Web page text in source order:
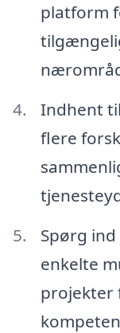
platform
Indhent
flere
Spørg
enkelte
projekter